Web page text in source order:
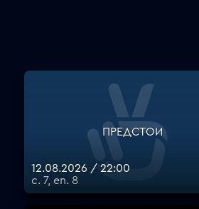
ПРЕДСТОИ
12.08.2026 / 22:00
с. 7, еп. 8